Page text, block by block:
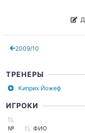
2009/10
ТРЕНЕРЫ
Киприх Йожеф
ИГРОКИ
№ ФИО